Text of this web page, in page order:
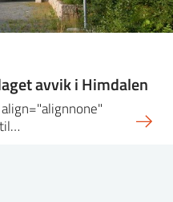
avvik i Himdalen